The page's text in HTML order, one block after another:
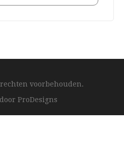
voorbehouden.
ProDesigns